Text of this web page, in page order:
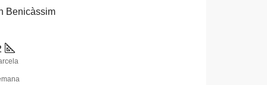
Benicàssim